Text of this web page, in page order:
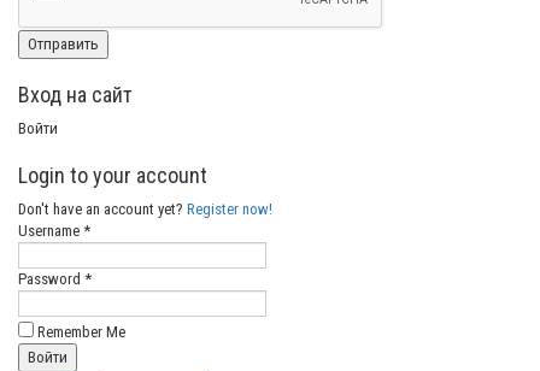
Вход на сайт
Войти
Login to your account
Don't have an account yet? Register now!
Username *
Password *
Remember Me